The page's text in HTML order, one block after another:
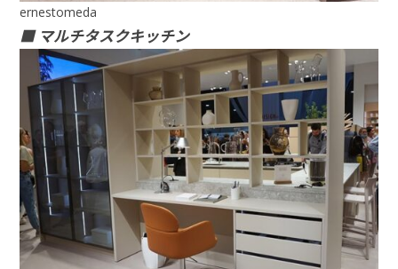
ernestomeda
■ マルチタスクキッチン